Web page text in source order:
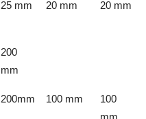
25 mm 20 mm 20 mm
200
mm
200mm 100 mm
100
mm